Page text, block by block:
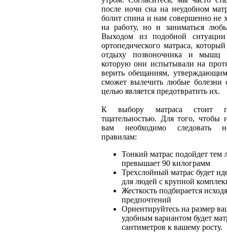
после ночи сна на неудобном
болит спина и нам совершенно не
на работу, но и заниматься
Выходом из подобной ситуации
ортопедического матраса, который
отдыху позвоночника и мышц
которую они испытывали на
верить обещаниям,
сможет вылечить любые
целью является предотвратить их.
К выбору матраса стоит
тщательностью. Для того, чтобы
вам необходимо следовать
правилам:
Тонкий матрас подойдет тем
превышает 90 килограмм
Трехслойный матрас будет
для людей с крупной
Жесткость подбирается
предпочтений
Ориентируйтесь на размер
удобным вариантом будет
сантиметров к вашему росту.